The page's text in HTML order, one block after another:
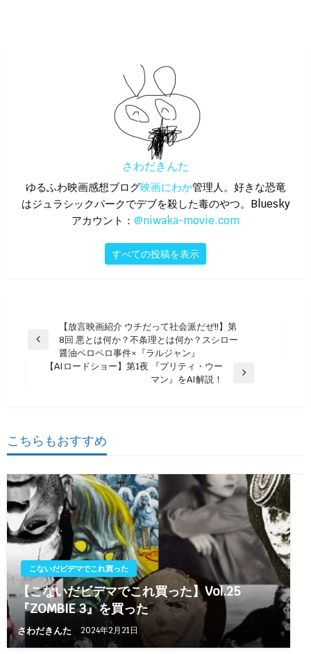
さわだきんた
ゆるふわ映画感想ブログ映画にわか管理人。好きな恐竜
はジュラシックパークでデブを殺した毒のやつ。Bluesky
アカウント： @niwaka-movie.com
すべての投稿を表示
稿
シ
ン
【放言映画紹介 ウチだって社会派だぜ!!】第
8回 悪とは何か？不条理とは何か？スシロー
醤油ペロペロ事件×『ラルジャン』
【AIロードショー】第1夜 『プリティ・ウー
マン』をAI解説！
こちらもおすすめ
こないだビデマでこれ買った
【こないだビデマでこれ買った】Vol.25
『ZOMBIE 3』を買った
さわだきんた 2024年2月21日